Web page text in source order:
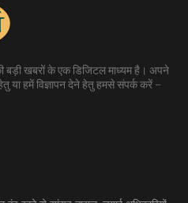
बड़ी खबरों के एक डिजिटल माध्यम है। अपने
या हमें विज्ञापन देने हेतु हमसे संपर्क करें -